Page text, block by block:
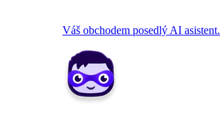
Váš obchodem posedlý AI asistent.